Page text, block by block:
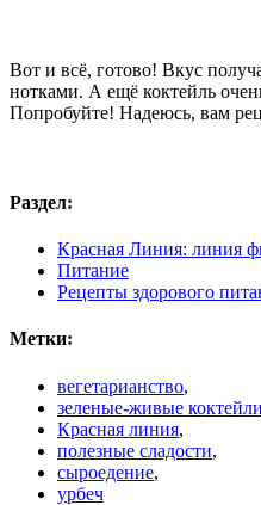
Вот и всё, готово! Вкус
нотками. А ещё коктейль
Попробуйте! Надеюсь, вам
Раздел:
Красная Линия: линия
Питание
Рецепты здорового
Метки:
вегетарианство,
зеленые-живые коктейли
Красная линия,
полезные сладости,
сыроедение,
урбеч